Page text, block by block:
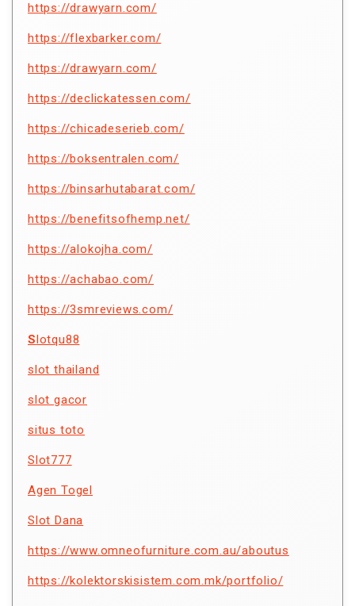
https://drawyarn.com/
https://flexbarker.com/
https://drawyarn.com/
https://declickatessen.com/
https://chicadeserieb.com/
https://boksentralen.com/
https://binsarhutabarat.com/
https://benefitsofhemp.net/
https://alokojha.com/
https://achabao.com/
https://3smreviews.com/
Slotqu88
slot thailand
slot gacor
situs toto
Slot777
Agen Togel
Slot Dana
https://www.omneofurniture.com.au/aboutus
https://kolektorskisistem.com.mk/portfolio/